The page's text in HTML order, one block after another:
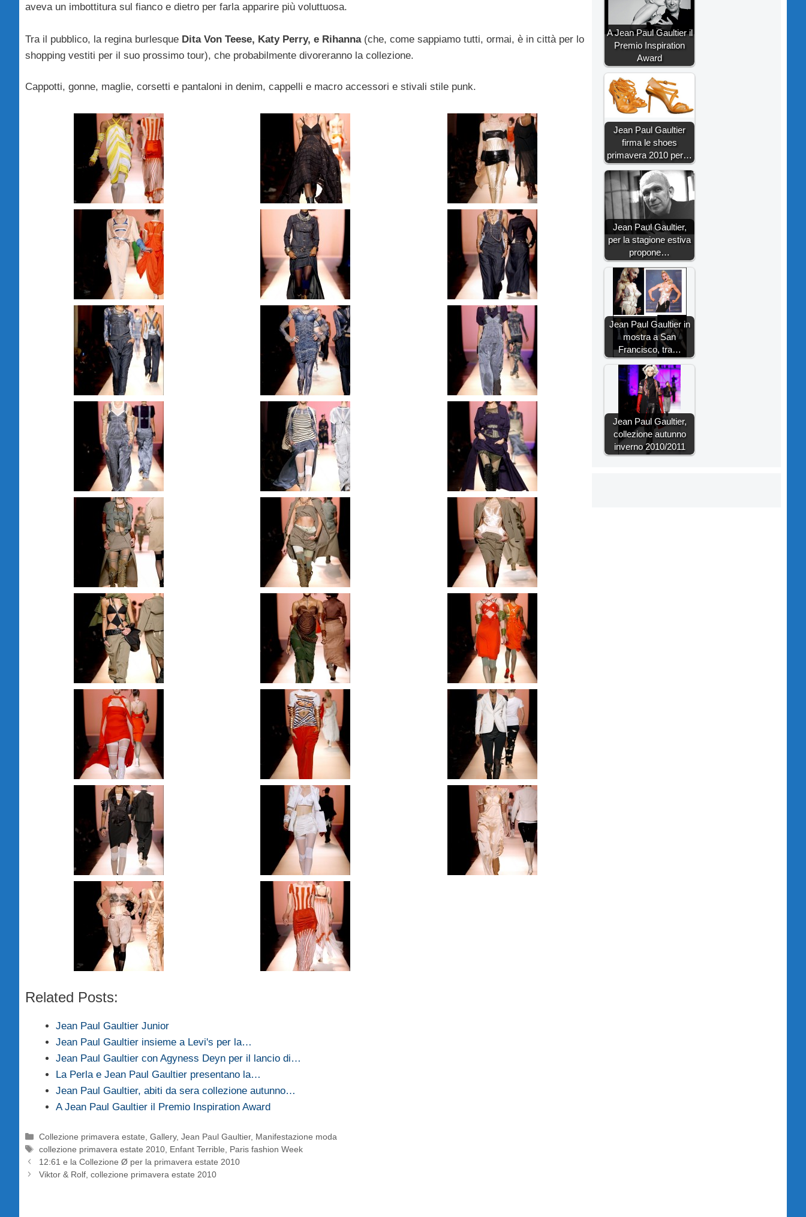
aveva un imbottitura sul fianco e dietro per farla apparire più voluttuosa.
Tra il pubblico, la regina burlesque Dita Von Teese, Katy Perry, e Rihanna (che, come sappiamo tutti, ormai, è in città per lo
shopping vestiti per il suo prossimo tour), che probabilmente divoreranno la collezione.
Cappotti, gonne, maglie, corsetti e pantaloni in denim, cappelli e macro accessori e stivali stile punk.
Related Posts:
Jean Paul Gaultier Junior
Jean Paul Gaultier insieme a Levi's per la…
Jean Paul Gaultier con Agyness Deyn per il lancio di…
La Perla e Jean Paul Gaultier presentano la…
Jean Paul Gaultier, abiti da sera collezione autunno…
A Jean Paul Gaultier il Premio Inspiration Award
Categorie
Collezione primavera estate ,Gallery,Jean Paul Gaultier, Manifestazione moda
Tag
collezione primavera estate 2010 Enfant Terrible
Paris fashion Week
12:61 e la Collezione Ø per la primavera estate 2010
Viktor & Rolf, collezione primavera estate 2010
A Jean Paul Gaultier il
Premio Inspiration
Award
Jean Paul Gaultier
firma le shoes
primavera 2010 per…
Jean Paul Gaultier,
per la stagione estiva
propone…
Jean Paul Gaultier in
mostra a San
Francisco, tra…
Jean Paul Gaultier,
collezione autunno
inverno 2010/2011